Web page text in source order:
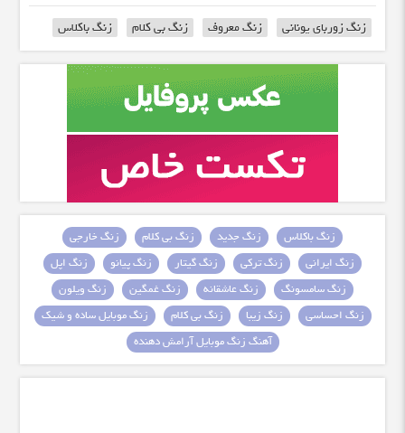
زنگ زوربای یونانی زنگ معروف زنگ بی کلام زنگ باکلاس
زنگ باکلاس زنگ جدید زنگ بی کلام
زنگ خارجی
زنگ ایرانی
زنگ ترکی زنگ گیتار زنگ پیانو
زنگ اپل
زنگ سامسونگ
زنگ عاشقانه زنگ غمگین
زنگ ویلون
زنگ احساسی
زنگ زیبا زنگ بی کلام
زنگ موبایل ساده و شیک
آهنگ زنگ موبایل آرامش دهنده